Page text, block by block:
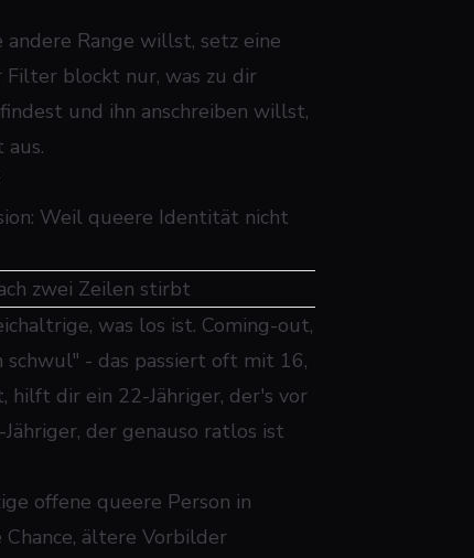
andere Range willst, setz eine
Filter blockt nur, was zu dir
und ihn anschreiben willst,
Weil queere Identität nicht
zwei Zeilen stirbt
was los ist. Coming-out,
schwul" - das passiert oft mit 16,
hilft dir ein 22-Jähriger, der's vor
der genauso ratlos ist
offene queere Person in
ältere Vorbilder